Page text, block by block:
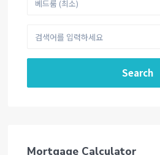
베드룸 (최소)
Search
Mortgage Calculator